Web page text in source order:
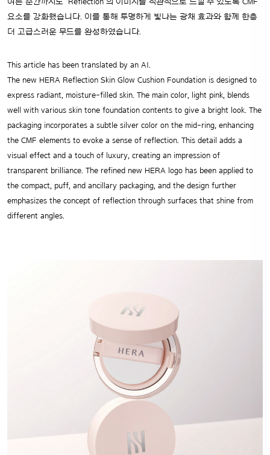
여는 순간까지도 ‘Reflection’의 이미지를 직관적으로 느낄 수 있도록 CMF
요소를 강화했습니다. 이를 통해 투명하게 빛나는 광채 효과와 함께 한층
더 고급스러운 무드를 완성하였습니다.
This article has been translated by an AI.
The new HERA Reflection Skin Glow Cushion Foundation is designed to
express radiant, moisture-filled skin. The main color, light pink, blends
well with various skin tone foundation contents to give a bright look. The
packaging incorporates a subtle silver color on the mid-ring, enhancing
the CMF elements to evoke a sense of reflection. This detail adds a
visual effect and a touch of luxury, creating an impression of
transparent brilliance. The refined new HERA logo has been applied to
the compact, puff, and ancillary packaging, and the design further
emphasizes the concept of reflection through surfaces that shine from
different angles.